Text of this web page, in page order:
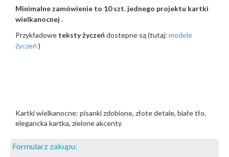
Minimalne zamówienie to 10 szt. jednego projektu kartki
wielkanocnej .
Przykładowe teksty życzeńdostepne są (tutaj: modele
życzeń )
Kartki wielkanocne: pisanki zdobione, złote detale, białe tło,
elegancka kartka, zielone akcenty
Formularz zakupu: